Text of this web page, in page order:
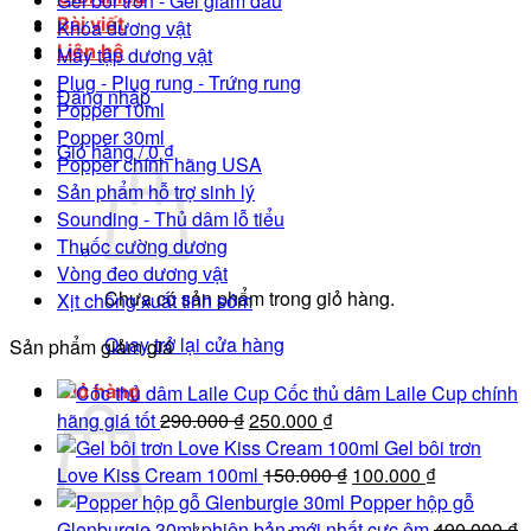
Bài viết
Liên hệ
Đăng nhập
Giỏ hàng /0₫
Chưa có sản phẩm trong giỏ hàng.
Quay trở lại cửa hàng
Giỏ hàng
Khóa dương vật
Máy tập dương vật
Plug - Plug rung - Trứng rung
Popper 10ml
Popper 30ml
Popper chính hãng USA
Sản phẩm hỗ trợ sinh lý
Sounding - Thủ dâm lỗ tiểu
Thuốc cường dương
Vòng đeo dương vật
Xịt chống xuất tinh sớm
Sản phẩm giảm giá
Cốc thủ dâm Laile Cup chính
hãng giá tốt290.000₫Giá
gốc
là:
290.000 ₫.
250.000 ₫Giá
hiện
tại
là:
Gel bôi trơn
Love Kiss Cream 100ml 150.000₫ Giá
gốc
100.000 ₫Giá
hiện
Popper hộp gỗ